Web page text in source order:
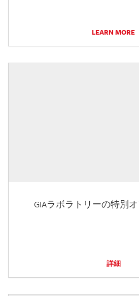
LEARN MORE
GIAラボラトリーの特別
詳細